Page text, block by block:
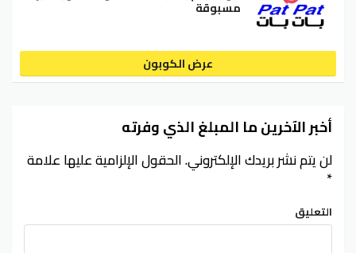
مسبوقة
عرض الكوبون
أخبر الآخرين ما المبلغ الذي وفرته
لن يتم نشر بريدك الإلكتروني.الحقول الإلزامية عليها علامة
*
التعليق